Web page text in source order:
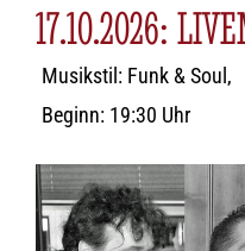
17.10.2026:
Musikstil: Funk & Soul,
Beginn: 19:30 Uhr